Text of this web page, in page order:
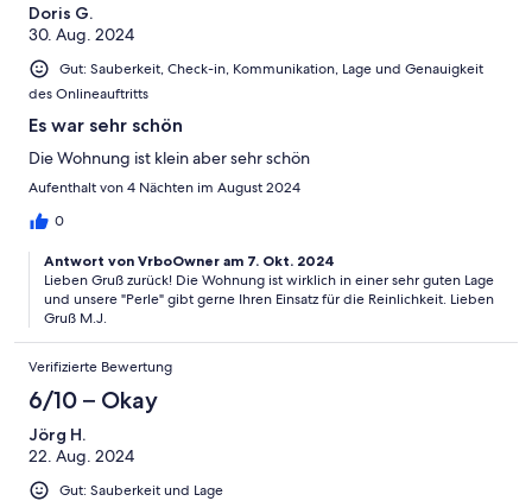
Doris G.
30. Aug. 2024
Gut: Sauberkeit, Check-in, Kommunikation, Lage und Genauigkeit
des Onlineauftritts
Es war sehr schön
Die Wohnung ist klein aber sehr schön
Aufenthalt von 4 Nächten im August 2024
0
Antwort von VrboOwner am 7. Okt. 2024
Lieben Gruß zurück! Die Wohnung ist wirklich in einer sehr guten Lage
und unsere "Perle" gibt gerne Ihren Einsatz für die Reinlichkeit. Lieben
Gruß M.J.
Verifizierte Bewertung
6/10 – Okay
Jörg H.
22. Aug. 2024
Gut: Sauberkeit und Lage